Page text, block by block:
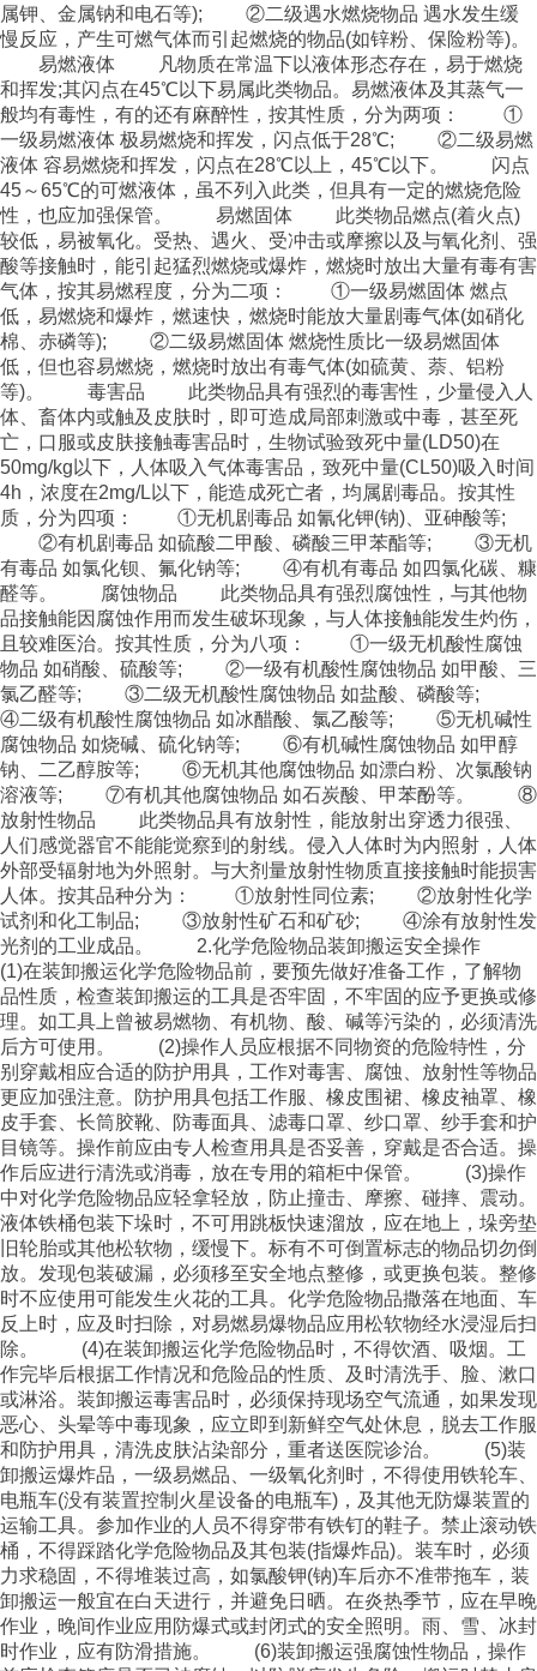
属钾、金属钠和电石等); ②二级遇水燃烧物品 遇水发生缓
慢反应，产生可燃气体而引起燃烧的物品(如锌粉、保险粉等)。
易燃液体 凡物质在常温下以液体形态存在，易于燃烧
和挥发;其闪点在45℃以下易属此类物品。易燃液体及其蒸气一
般均有毒性，有的还有麻醉性，按其性质，分为两项： ①
一级易燃液体 极易燃烧和挥发，闪点低于28℃; ②二级易燃
液体 容易燃烧和挥发，闪点在28℃以上，45℃以下。 闪点
45～65℃的可燃液体，虽不列入此类，但具有一定的燃烧危险
性，也应加强保管。 易燃固体 此类物品燃点(着火点)
较低，易被氧化。受热、遇火、受冲击或摩擦以及与氧化剂、强
酸等接触时，能引起猛烈燃烧或爆炸，燃烧时放出大量有毒有害
气体，按其易燃程度，分为二项： ①一级易燃固体 燃点
低，易燃烧和爆炸，燃速快，燃烧时能放大量剧毒气体(如硝化
棉、赤磷等); ②二级易燃固体 燃烧性质比一级易燃固体
低，但也容易燃烧，燃烧时放出有毒气体(如硫黄、萘、铝粉
等)。 毒害品 此类物品具有强烈的毒害性，少量侵入人
体、畜体内或触及皮肤时，即可造成局部刺激或中毒，甚至死
亡，口服或皮肤接触毒害品时，生物试验致死中量(LD50)在
50mg/kg以下，人体吸入气体毒害品，致死中量(CL50)吸入时间
4h，浓度在2mg/L以下，能造成死亡者，均属剧毒品。按其性
质，分为四项： ①无机剧毒品 如氰化钾(钠)、亚砷酸等;
②有机剧毒品 如硫酸二甲酸、磷酸三甲苯酯等; ③无机
有毒品 如氯化钡、氟化钠等; ④有机有毒品 如四氯化碳、糠
醛等。 腐蚀物品 此类物品具有强烈腐蚀性，与其他物
品接触能因腐蚀作用而发生破坏现象，与人体接触能发生灼伤，
且较难医治。按其性质，分为八项： ①一级无机酸性腐蚀
物品 如硝酸、硫酸等; ②一级有机酸性腐蚀物品 如甲酸、三
氯乙醛等; ③二级无机酸性腐蚀物品 如盐酸、磷酸等;
④二级有机酸性腐蚀物品 如冰醋酸、氯乙酸等; ⑤无机碱性
腐蚀物品 如烧碱、硫化钠等; ⑥有机碱性腐蚀物品 如甲醇
钠、二乙醇胺等; ⑥无机其他腐蚀物品 如漂白粉、次氯酸钠
溶液等; ⑦有机其他腐蚀物品 如石炭酸、甲苯酚等。 ⑧
放射性物品 此类物品具有放射性，能放射出穿透力很强、
人们感觉器官不能能觉察到的射线。侵入人体时为内照射，人体
外部受辐射地为外照射。与大剂量放射性物质直接接触时能损害
人体。按其品种分为： ①放射性同位素; ②放射性化学
试剂和化工制品; ③放射性矿石和矿砂; ④涂有放射性发
光剂的工业成品。 2.化学危险物品装卸搬运安全操作
(1)在装卸搬运化学危险物品前，要预先做好准备工作，了解物
品性质，检查装卸搬运的工具是否牢固，不牢固的应予更换或修
理。如工具上曾被易燃物、有机物、酸、碱等污染的，必须清洗
后方可使用。 (2)操作人员应根据不同物资的危险特性，分
别穿戴相应合适的防护用具，工作对毒害、腐蚀、放射性等物品
更应加强注意。防护用具包括工作服、橡皮围裙、橡皮袖罩、橡
皮手套、长筒胶靴、防毒面具、滤毒口罩、纱口罩、纱手套和护
目镜等。操作前应由专人检查用具是否妥善，穿戴是否合适。操
作后应进行清洗或消毒，放在专用的箱柜中保管。 (3)操作
中对化学危险物品应轻拿轻放，防止撞击、摩擦、碰摔、震动。
液体铁桶包装下垛时，不可用跳板快速溜放，应在地上，垛旁垫
旧轮胎或其他松软物，缓慢下。标有不可倒置标志的物品切勿倒
放。发现包装破漏，必须移至安全地点整修，或更换包装。整修
时不应使用可能发生火花的工具。化学危险物品撒落在地面、车
反上时，应及时扫除，对易燃易爆物品应用松软物经水浸湿后扫
除。 (4)在装卸搬运化学危险物品时，不得饮酒、吸烟。工
作完毕后根据工作情况和危险品的性质、及时清洗手、脸、漱口
或淋浴。装卸搬运毒害品时，必须保持现场空气流通，如果发现
恶心、头晕等中毒现象，应立即到新鲜空气处休息，脱去工作服
和防护用具，清洗皮肤沾染部分，重者送医院诊治。 (5)装
卸搬运爆炸品，一级易燃品、一级氧化剂时，不得使用铁轮车、
电瓶车(没有装置控制火星设备的电瓶车)，及其他无防爆装置的
运输工具。参加作业的人员不得穿带有铁钉的鞋子。禁止滚动铁
桶，不得踩踏化学危险物品及其包装(指爆炸品)。装车时，必须
力求稳固，不得堆装过高，如氯酸钾(钠)车后亦不准带拖车，装
卸搬运一般宜在白天进行，并避免日晒。在炎热季节，应在早晚
作业，晚间作业应用防爆式或封闭式的安全照明。雨、雪、冰封
时作业，应有防滑措施。 (6)装卸搬运强腐蚀性物品，操作